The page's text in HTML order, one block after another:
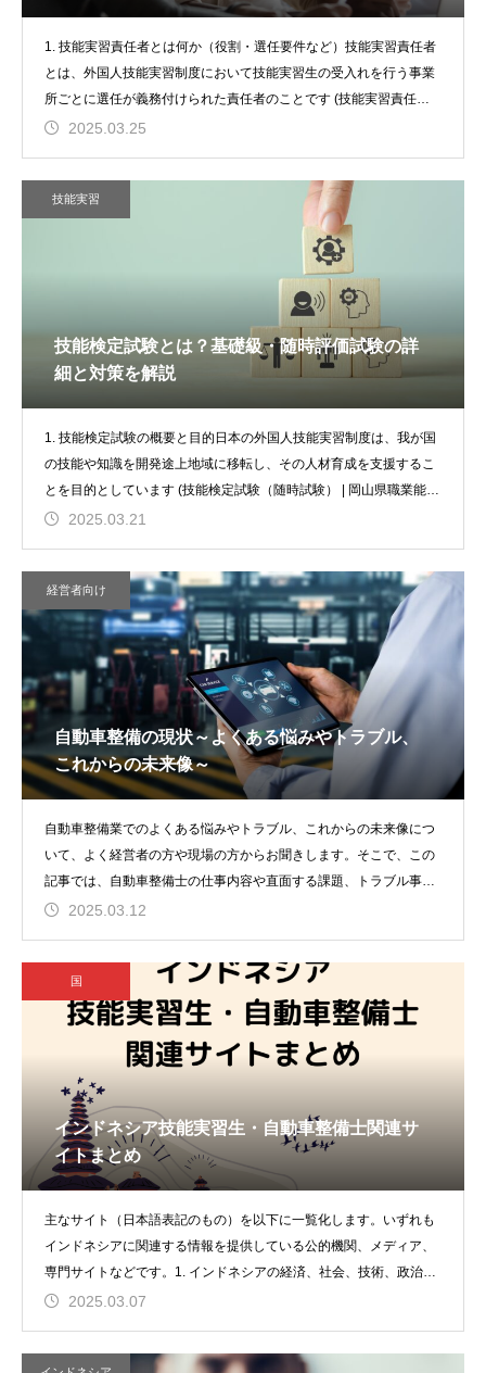
1. 技能実習責任者とは何か（役割・選任要件など）技能実習責任者
とは、外国人技能実習制度において技能実習生の受入れを行う事業
所ごとに選任が義務付けられた責任者のことです (技能実習責任者
講習の受2025.03.25
技能実習
技能検定試験とは？基礎級・随時評価試験の詳
細と対策を解説
1. 技能検定試験の概要と目的日本の外国人技能実習制度は、我が国
の技能や知識を開発途上地域に移転し、その人材育成を支援するこ
とを目的としています (技能検定試験（随時試験） | 岡山県職業能力
開
2025.03.21
経営者向け
自動車整備の現状～よくある悩みやトラブル、
これからの未来像～
自動車整備業でのよくある悩みやトラブル、これからの未来像につ
いて、よく経営者の方や現場の方からお聞きします。そこで、この
記事では、自動車整備士の仕事内容や直面する課題、トラブル事
例、仕事のや
2025.03.12
国
インドネシア技能実習生・自動車整備士関連サ
イトまとめ
主なサイト（日本語表記のもの）を以下に一覧化します。いずれも
インドネシアに関連する情報を提供している公的機関、メディア、
専門サイトなどです。1. インドネシアの経済、社会、技術、政治に
関する2025.03.07